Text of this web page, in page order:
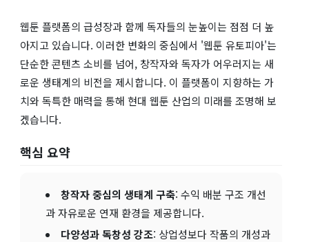
웹툰 플랫폼의 급성장과 함께 독자들의 눈높이는 점점 더 높
아지고 있습니다. 이러한 변화의 중심에서 '웹툰 유토피아'는
단순한 콘텐츠 소비를 넘어, 창작자와 독자가 어우러지는 새
로운 생태계의 비전을 제시합니다. 이 플랫폼이 지향하는 가
치와 독특한 매력을 통해 현대 웹툰 산업의 미래를 조명해 보
겠습니다.
핵심 요약
창작자 중심의 생태계 구축: 수익 배분 구조 개선
과 자유로운 연재 환경을 제공합니다.
다양성과 독창성 강조: 상업성보다 작품의 개성과